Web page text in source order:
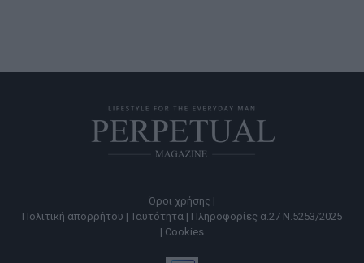
Όροι χρήσης |
Πολιτική απορρήτου | Ταυτότητα | Πληροφορίες α.27 Ν.5253/2025
| Cookies